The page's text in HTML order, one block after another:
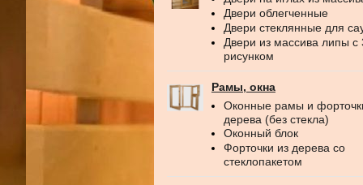
Двери облегченные
Двери стеклянные для
Двери из массива липы с
рисунком
Рамы, окна
Оконные рамы и
дерева (без стекла)
Оконный блок
Форточки из дерева со
стеклопакетом